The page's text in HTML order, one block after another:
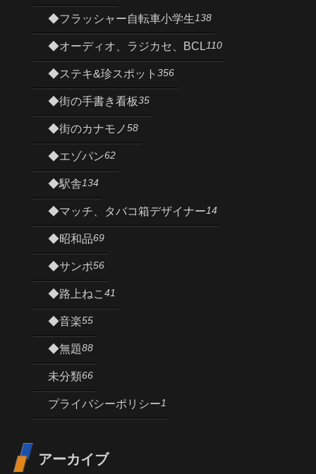
◆フラッシャー自転車小学生138
◆オーディオ、ラジカセ、BCL110
◆ステキ&珍スポット 356
◆街の手書き看板35
◆街のカナモノ58
◆エゾパン62
◆駅舎134
◆マッチ、タバコ箱デザイナー14
◆昭和品69
◆サンポ56
◆路上ねこ 41
◆音楽55
◆無題88
未分類66
プライバシーポリシー1
アーカイブ